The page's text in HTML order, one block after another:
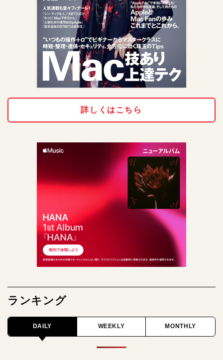
詳しくはこちら
ランキング
DAILY WEEKLY MONTHLY